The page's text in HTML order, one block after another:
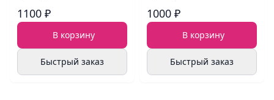
1100 ₽
В корзину
Быстрый заказ
1000 ₽
В корзину
Быстрый заказ